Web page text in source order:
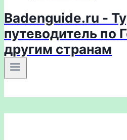
Badenguide.ru -
путеводитель по
другим странам